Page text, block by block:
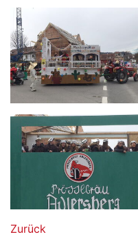
Zurück